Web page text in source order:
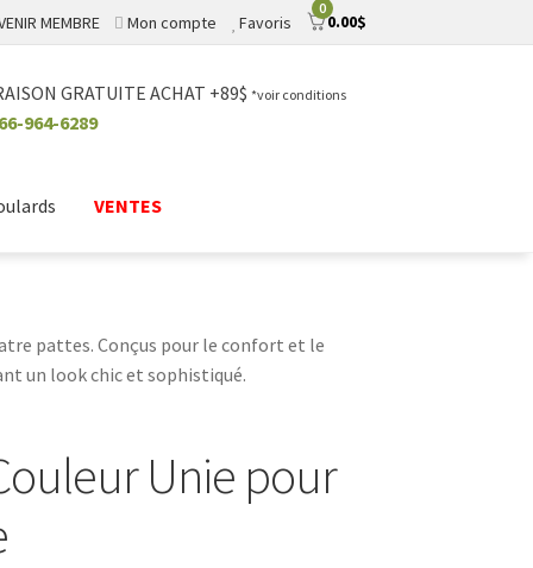
0
0.00$
MEMBRE Mon compte Favoris
GRATUITE ACHAT +89$ *voir conditions
964-6289
VENTES
pattes. Conçus pour le confort et le
un look chic et sophistiqué.
Unie pour